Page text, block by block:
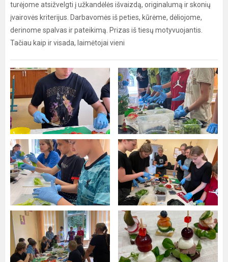
turėjome atsižvelgti į užkandėlės išvaizdą, originalumą ir skonių
įvairovės kriterijus. Darbavomės iš peties, kūrėme, dėliojome,
derinome spalvas ir pateikimą. Prizas iš tiesų motyvuojantis.
Tačiau kaip ir visada, laimėtojai vieni